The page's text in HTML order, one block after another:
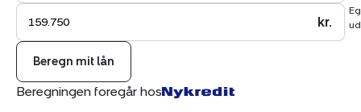
kr.
Beregn mit lån
Beregningen foregår hos